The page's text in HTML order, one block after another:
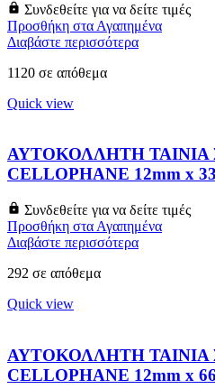
Συνδεθείτε για να δείτε τιμές
Προσθήκη στα Αγαπημένα
Διαβάστε περισσότερα
1120 σε απόθεμα
Quick view
ΑΥΤΟΚΟΛΛΗΤΗ ΤΑΙΝΙΑ
CELLOPHANE 12mm x
Συνδεθείτε για να δείτε τιμές
Προσθήκη στα Αγαπημένα
Διαβάστε περισσότερα
292 σε απόθεμα
Quick view
ΑΥΤΟΚΟΛΛΗΤΗ ΤΑΙΝΙΑ
CELLOPHANE 12mm x